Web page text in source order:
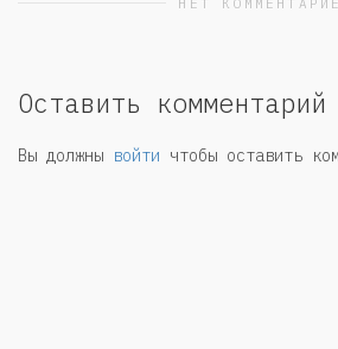
Оставить комментарий
Вы должны войти чтобы оставить